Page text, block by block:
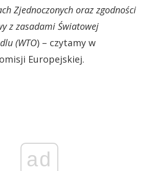
Zjednoczonych oraz zgodności
z zasadami Światowej
(WTO) – czytamy w
Europejskiej.
ad